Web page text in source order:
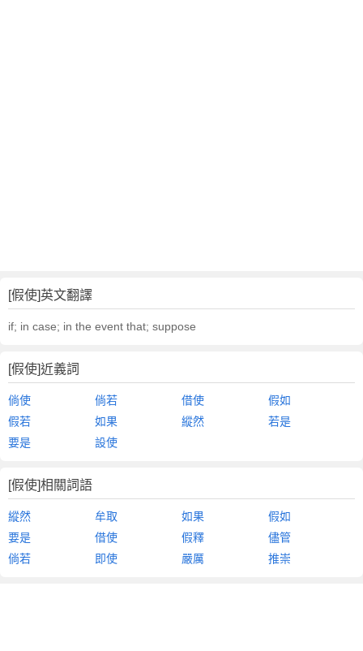
[假使]英文翻譯
if; in case; in the event that; suppose
[假使]近義詞
倘使 倘若 借使
假如
假若
如果 縱然
若是
要是
設使
[假使]相關詞語
縱然 牟取 如果
假如
要是
借使 假釋
儘管
倘若
即使 嚴厲 推崇